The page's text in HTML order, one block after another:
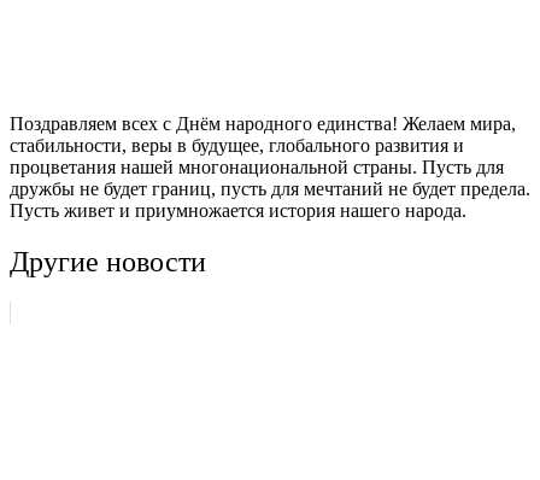
Поздравляем всех с Днём народного единства! Желаем мира,
стабильности, веры в будущее, глобального развития и
процветания нашей многонациональной страны. Пусть для
дружбы не будет границ, пусть для мечтаний не будет предела.
Пусть живет и приумножается история нашего народа.
Другие новости